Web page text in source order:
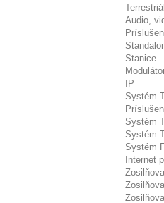
Audio,
Stanice
IP
Systém
Systém
Systém
Systém
Internet